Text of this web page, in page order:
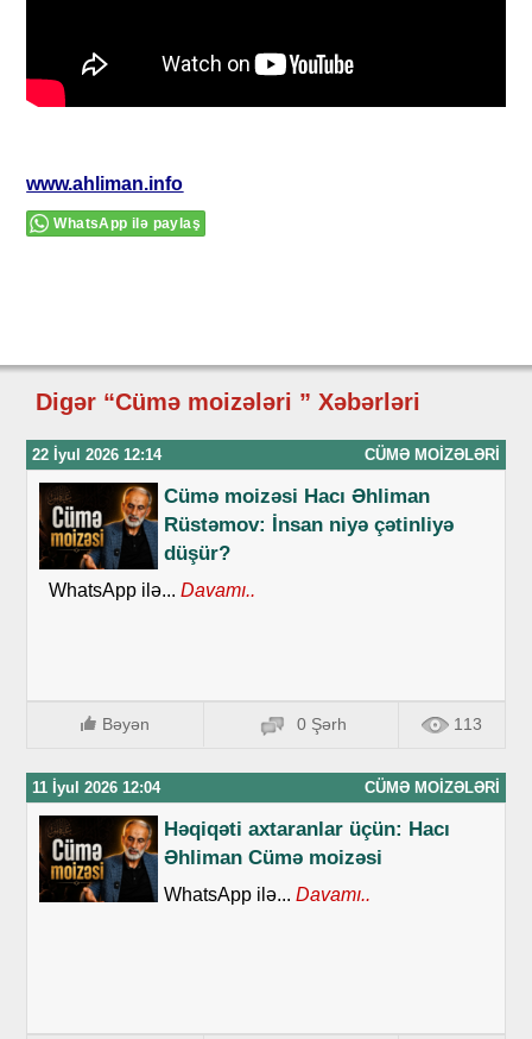
www.ahliman.info
WhatsApp ilə paylaş
Digər “Cümə moizələri ” Xəbərləri
22 İyul 2026 12:14 CÜMƏ MOIZƏLƏRI
Cümə moizəsi Hacı Əhliman
Rüstəmov: İnsan niyə çətinliyə
düşür?
WhatsApp ilə... Davamı..
Bəyən 0 Şərh 113
11 İyul 2026 12:04 CÜMƏ MOIZƏLƏRI
Həqiqəti axtaranlar üçün: Hacı
Əhliman Cümə moizəsi
WhatsApp ilə... Davamı..